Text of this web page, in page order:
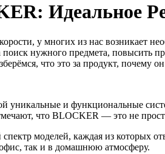
Идеальное
у многих из нас возникает
нужного предмета, повысить
что это за продукт, почему
уникальные и функциональные
что BLOCKER — это не
моделей, каждая из которых
так и в домашнюю атмосферу.